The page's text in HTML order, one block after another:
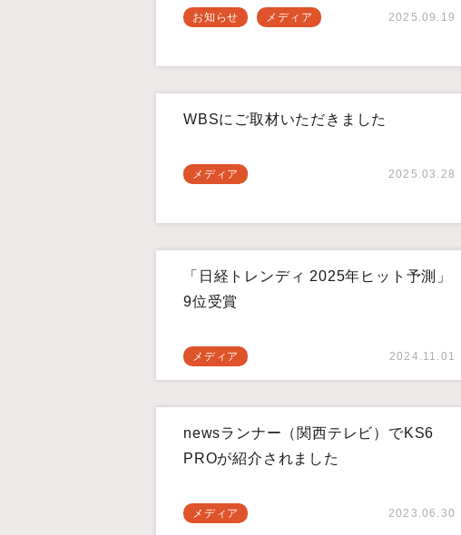
お知らせ メディア 2025.09.19
WBSにご取材いただきました
メディア 2025.03.28
「日経トレンディ 2025年ヒット予測」
9位受賞
メディア 2024.11.01
newsランナー（関西テレビ）でKS6
PROが紹介されました
メディア 2023.06.30